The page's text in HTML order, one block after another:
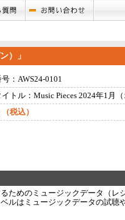
）」
：AWS24-0101
トル：Music Pieces 2024年1月（
（税込）
ためのミュージックデータ（レ
ルはミュージックデータの試聴